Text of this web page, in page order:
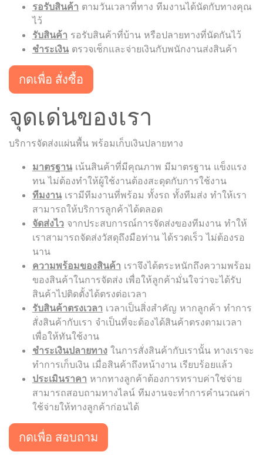
รอรับสินค้า ตามวันเวลาที่ทาง ทีมงานได้นัดกับทางคุณ
ไว้
รับสินค้า รอรับสินค้าที่บ้าน หรือปลายทางที่นัดกันไว้
ชำระเงิน ตรวจเช็กและจ่ายเงินกับพนักงานส่งสินค้า
กดเพื่อ สั่งซื้อ
จุดเด่นของเรา
บริการจัดส่งแผ่นพื้น พร้อมเก็บเงินปลายทาง
มาตรฐาน เน้นสินค้าที่มีคุณภาพ มีมาตรฐาน แข็งแรง
ทน ไม่ต้องทำให้ผู้ใช้งานต้องสะดุดกับการใช้งาน
ทีมงาน เรามีทีมงานที่พร้อม ทั้งรถ ทั้งทีมส่ง ทำให้เรา
สามารถให้บริการลูกค้าได้ตลอด
จัดส่งไว จากประสบการณ์การจัดส่งของทีมงาน ทำให้
เราสามารถจัดส่งวัสดุถึงมือท่าน ได้รวดเร็ว ไม่ต้องรอ
นาน
ความพร้อมของสินค้า เราจึงได้ตระหนักถึงความพร้อม
ของสินค้าในการจัดส่ง เพื่อให้ลูกค้ามั่นใจว่าจะได้รับ
สินค้าไปติดตั้งได้ตรงต่อเวลา
รับสินค้าตรงเวลา เวลาเป็นสิ่งสำคัญ หากลูกค้า ทำการ
สั่งสินค้ากับเรา จำเป็นที่จะต้องได้สินค้าตรงตามเวลา
เพื่อให้ทันใช้งาน
ชำระเงินปลายทาง ในการสั่งสินค้ากับเรานั้น ทางเราจะ
ทำการเก็บเงิน เมื่อสินค้าถึงหน้างาน เรียบร้อยแล้ว
ประเมินราคา หากทางลูกค้าต้องการทราบค่าใช่จ่าย
สามารถสอบถามทางไลน์ ทีมงานจะทำการคำนวณค่า
ใช้จ่ายให้ทางลูกค้าก่อนได้
กดเพื่อ สอบถาม